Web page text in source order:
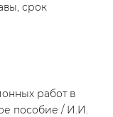
срок
работ в
пособие / И.И.